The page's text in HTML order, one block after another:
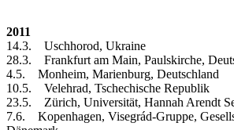
2011
14.3. Uschhorod, Ukraine
28.3. Frankfurt am Main, Paulskirche,
4.5. Monheim, Marienburg, Deutschland
10.5. Velehrad, Tschechische Republik
23.5. Zürich, Universität, Hannah Arendt
7.6. Kopenhagen, Visegrád-Gruppe,